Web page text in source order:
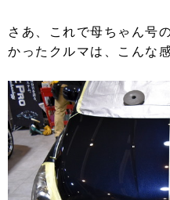
さあ、これで母ちゃん号
かったクルマは、こんな